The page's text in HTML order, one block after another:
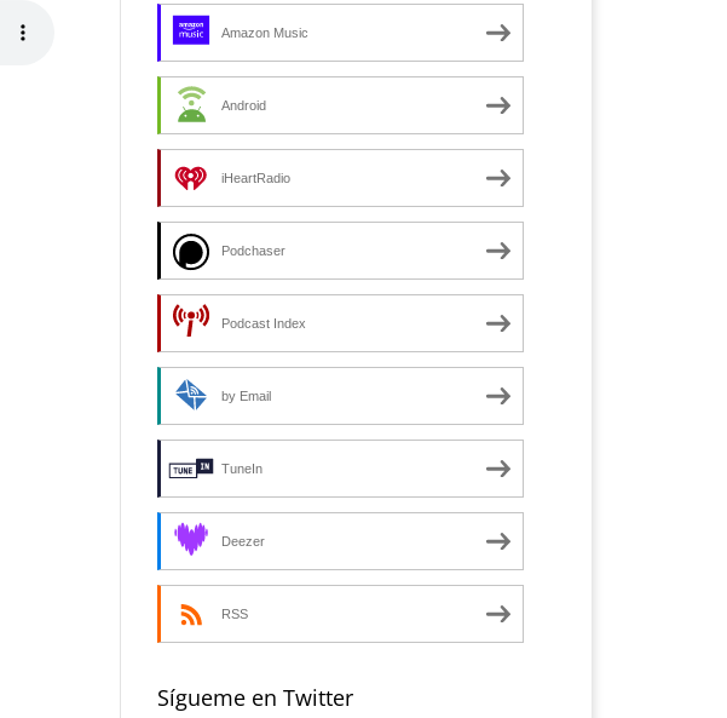
Amazon Music
Android
iHeartRadio
Podchaser
Podcast Index
by Email
TuneIn
Deezer
RSS
Sígueme en Twitter